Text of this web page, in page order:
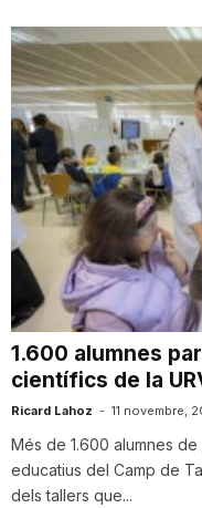
g
n
1.600 alumnes
científics de la
Ricard Lahoz - 11 novembre,
Més de 1.600 alumnes
educatius del Camp de
dels tallers que...